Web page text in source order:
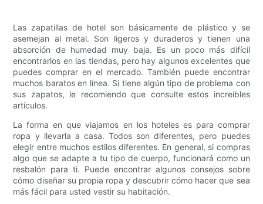
Las zapatillas de hotel son básicamente de plástico y se
asemejan al metal. Son ligeros y duraderos y tienen una
absorción de humedad muy baja. Es un poco más difícil
encontrarlos en las tiendas, pero hay algunos excelentes que
puedes comprar en el mercado. También puede encontrar
muchos baratos en línea. Si tiene algún tipo de problema con
sus zapatos, le recomiendo que consulte estos increíbles
artículos.
La forma en que viajamos en los hoteles es para comprar
ropa y llevarla a casa. Todos son diferentes, pero puedes
elegir entre muchos estilos diferentes. En general, si compras
algo que se adapte a tu tipo de cuerpo, funcionará como un
resbalón para ti. Puede encontrar algunos consejos sobre
cómo diseñar su propia ropa y descubrir cómo hacer que sea
más fácil para usted vestir su habitación.